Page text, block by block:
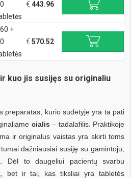
€443.96
+
€570.52
kuo jis susijęs su originaliu
preparatas, kurio sudėtyje yra ta pati
cialis – tadalafilis. Praktikoje
ir originalus vaistas yra skirti toms
dažniausiai susiję su gamintoju,
Dėl to daugeliui pacientų svarbu
bet ir tai, kas tiksliai yra tabletės